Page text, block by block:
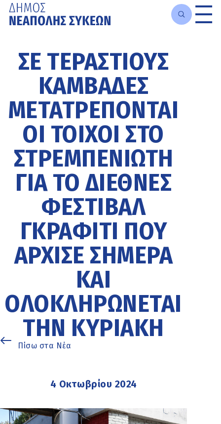
κυρίως
περιεχόμενο
ΣΕ ΤΕΡΆΣΤΙΟΥΣ
ΚΑΜΒΆΔΕΣ
ΜΕΤΑΤΡΈΠΟΝΤΑΙ
ΟΙ ΤΟΊΧΟΙ ΣΤΟ
ΣΤΡΕΜΠΕΝΙΏΤΗ
ΓΙΑ ΤΟ ΔΙΕΘΝΈΣ
ΦΕΣΤΙΒΆΛ
ΓΚΡΆΦΙΤΙ ΠΟΥ
ΆΡΧΙΣΕ ΣΉΜΕΡΑ
ΚΑΙ
ΟΛΟΚΛΗΡΏΝΕΤΑΙ
ΤΗΝ ΚΥΡΙΑΚΉ
Πίσω στα Νέα
4 Οκτωβρίου 2024